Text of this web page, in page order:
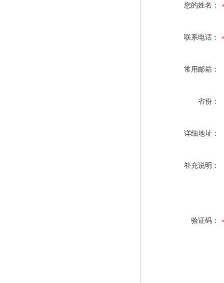
您的姓名：
联系电话：
常用邮箱：
省份：
详细地址：
补充说明：
验证码：